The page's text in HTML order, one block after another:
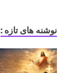
نوشنه های تازه :